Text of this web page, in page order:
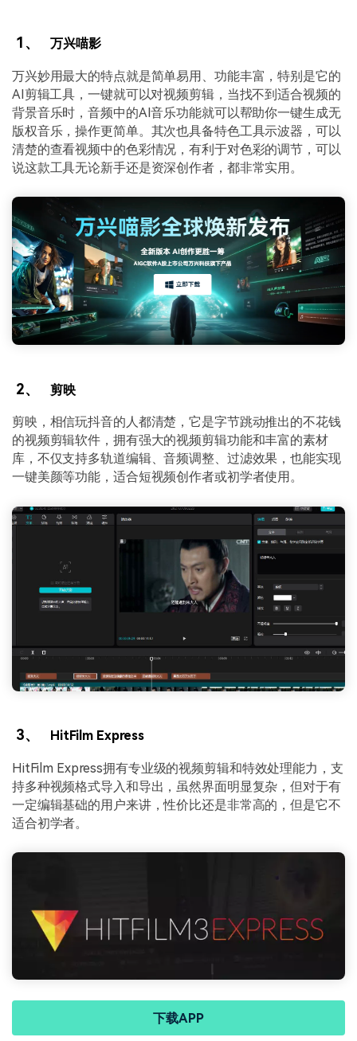
1、 万兴喵影
万兴妙用最大的特点就是简单易用、功能丰富，特别是它的
AI剪辑工具，一键就可以对视频剪辑，当找不到适合视频的
背景音乐时，音频中的AI音乐功能就可以帮助你一键生成无
版权音乐，操作更简单。其次也具备特色工具示波器，可以
清楚的查看视频中的色彩情况，有利于对色彩的调节，可以
说这款工具无论新手还是资深创作者，都非常实用。
2、 剪映
剪映，相信玩抖音的人都清楚，它是字节跳动推出的不花钱
的视频剪辑软件，拥有强大的视频剪辑功能和丰富的素材
库，不仅支持多轨道编辑、音频调整、过滤效果，也能实现
一键美颜等功能，适合短视频创作者或初学者使用。
3、 HitFilm Express
HitFilm Express拥有专业级的视频剪辑和特效处理能力，支
持多种视频格式导入和导出，虽然界面明显复杂，但对于有
一定编辑基础的用户来讲，性价比还是非常高的，但是它不
适合初学者。
下载APP